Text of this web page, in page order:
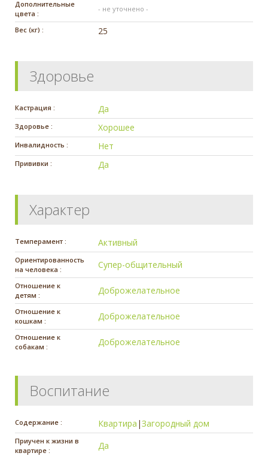
Дополнительные
цвета :
- не уточнено -
Вес (кг) : 25
Здоровье
Кастрация : Да
Здоровье : Хорошее
Инвалидность : Нет
Прививки : Да
Характер
Темперамент : Активный
Ориентированность
на человека :
Супер-общительный
Отношение к
детям :
Доброжелательное
Отношение к
кошкам :
Доброжелательное
Отношение к
собакам :
Доброжелательное
Воспитание
Содержание : Квартира |Загородный дом
Приучен к жизни в
квартире :
Да